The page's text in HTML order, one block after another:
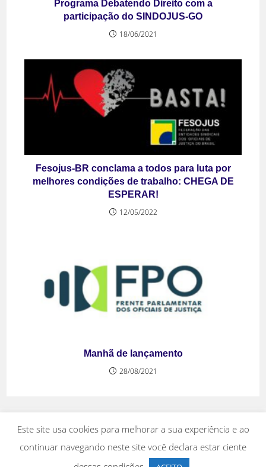
Programa Debatendo Direito com a
participação do SINDOJUS-GO
18/06/2021
Fesojus-BR conclama a todos para luta por
melhores condições de trabalho: CHEGA DE
ESPERAR!
12/05/2022
Manhã de lançamento
28/08/2021
Este site usa cookies para melhorar a sua experiência e ao
continuar navegando neste site você declara estar ciente